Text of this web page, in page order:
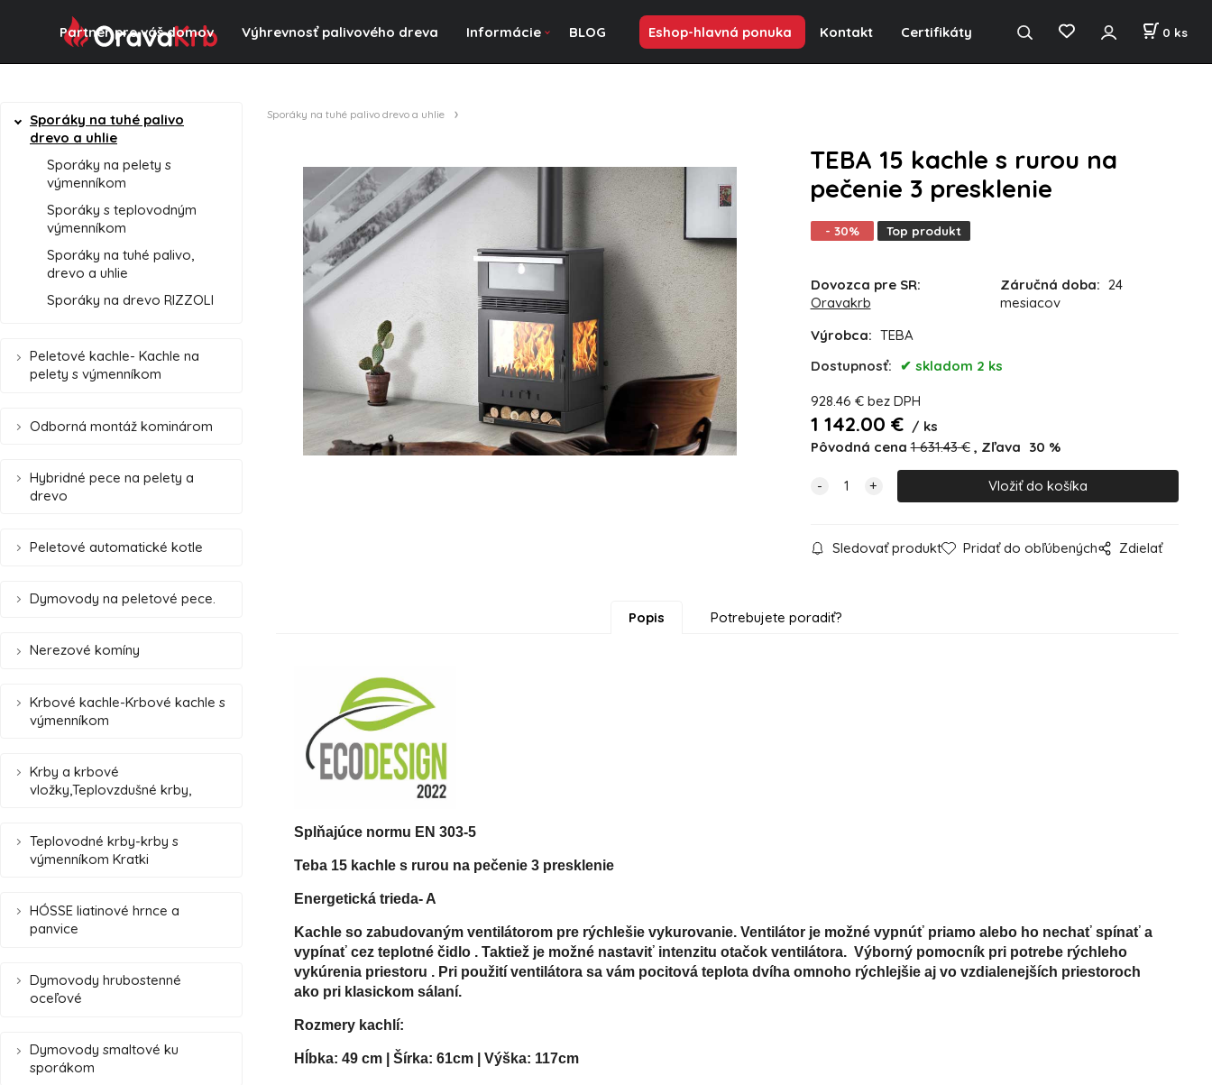
Partner pre váš domov Výhrevnosť palivového dreva Informácie BLOG Eshop-hlavná ponuka Kontakt Certifikáty 0 ks
Sporáky na tuhé palivo
drevo a uhlie
Sporáky na pelety s
výmenníkom
Sporáky s teplovodným
výmenníkom
Sporáky na tuhé palivo,
drevo a uhlie
Sporáky na drevo RIZZOLI
Peletové kachle- Kachle na
pelety s výmenníkom
Odborná montáž kominárom
Hybridné pece na pelety a
drevo
Peletové automatické kotle
Dymovody na peletové pece.
Nerezové komíny
Krbové kachle-Krbové kachle s
výmenníkom
Krby a krbové
vložky,Teplovzdušné krby,
Teplovodné krby-krby s
výmenníkom Kratki
HÓSSE liatinové hrnce a
panvice
Dymovody hrubostenné
oceľové
Dymovody smaltové ku
sporákom
Sporáky na tuhé palivo drevo a uhlie
TEBA 15 kachle s rurou na
pečenie 3 presklenie
- 30% Top produkt
Dovozca pre SR:
Oravakrb
Záručná doba: 24
mesiacov
Výrobca: TEBA
Dostupnosť:
skladom 2 ks
928.46 € bez DPH
1 142.00 €
ks
Pôvodná cena 1 631.43€ Zľava 30 %
Sledovať produkt Pridať do obľúbených Zdielať
Popis Potrebujete poradiť?
Splňajúce normu EN 303-5
Teba 15 kachle s rurou na pečenie 3 presklenie
Energetická trieda- A
Kachle so zabudovaným ventilátorom pre rýchlešie vykurovanie. Ventilátor je možné vypnúť priamo alebo ho nechať spínať a
vypínať cez teplotné čidlo . Taktiež je možné nastaviť intenzitu otačok ventilátora. Výborný pomocník pri potrebe rýchleho
vykúrenia priestoru . Pri použití ventilátora sa vám pocitová teplota dvíhaomnoho rýchlejšie aj vo vzdialenejších priestoroch
ako pri klasickom sálaní.
Rozmery kachlí:
Hĺbka: 49 cm | Šírka: 61cm | Výška: 117cm